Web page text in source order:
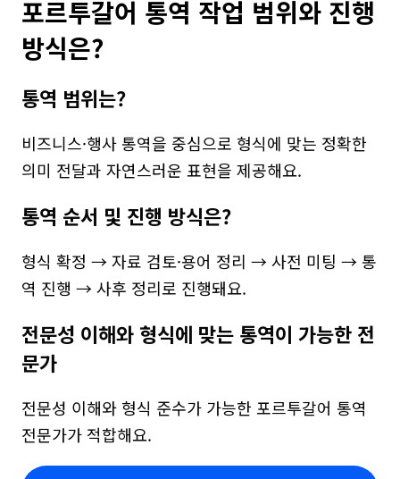
포르투갈어 통역 작업 범위와 진행
방식은?
통역 범위는?
비즈니스·행사 통역을 중심으로 형식에 맞는 정확한
의미 전달과 자연스러운 표현을 제공해요.
통역 순서 및 진행 방식은?
형식 확정 → 자료 검토·용어 정리 → 사전 미팅 → 통
역 진행 → 사후 정리로 진행돼요.
전문성 이해와 형식에 맞는 통역이 가능한 전
문가
전문성 이해와 형식 준수가 가능한 포르투갈어 통역
전문가가 적합해요.